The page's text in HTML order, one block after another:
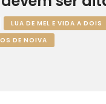
LUA DE MEL E VIDA A DOIS
DE NOIVA